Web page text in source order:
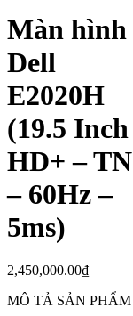
Màn hình
Dell
E2020H
(19.5
HD+ – TN
– 60Hz –
5ms)
2,450,000.00₫
MÔ TẢ SẢN PHẨM